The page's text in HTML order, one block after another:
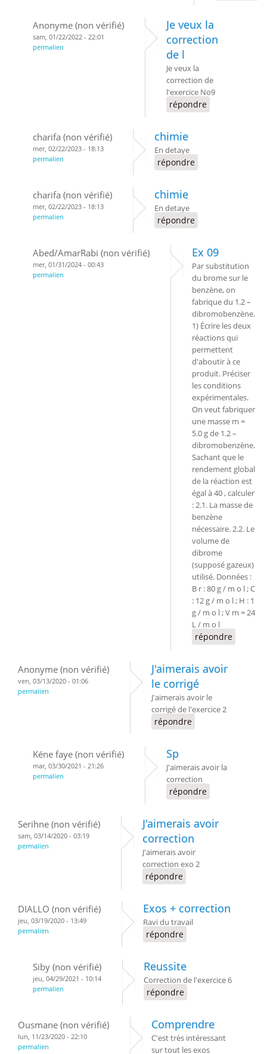
Anonyme (non vérifié)
sam, 01/22/2022 - 22:01
permalien
Je veux la
correction
de l
Je veux la
correction de
l'exercice No9
répondre
charifa (non vérifié)
mer, 02/22/2023 - 18:13
permalien
chimie
En detaye
répondre
charifa (non vérifié)
mer, 02/22/2023 - 18:13
permalien
chimie
En detaye
répondre
Abed/AmarRabi (non vérifié)
mer, 01/31/2024 - 00:43
permalien
Ex 09
Par substitution
du brome sur le
benzène, on
fabrique du 1.2 –
dibromobenzène.
1) Écrire les deux
réactions qui
permettent
d'aboutir à ce
produit. Préciser
les conditions
expérimentales.
On veut fabriquer
une masse m =
5.0 g de 1.2 –
dibromobenzène.
Sachant que le
rendement global
de la réaction est
égal à 40 , calculer
: 2.1. La masse de
benzène
nécessaire. 2.2. Le
volume de
dibrome
(supposé gazeux)
utilisé. Données :
B r : 80 g / m o l ; C
: 12 g / m o l ; H : 1
g / m o l ; V m = 24
L / m o l
répondre
Anonyme (non vérifié)
ven, 03/13/2020 - 01:06
permalien
J'aimerais avoir
le corrigé
J'aimerais avoir le
corrigé de l'exercice 2
répondre
Kéne faye (non vérifié)
mar, 03/30/2021 - 21:26
permalien
Sp
J'aimerais avoir la
correction
répondre
Serihne (non vérifié)
sam, 03/14/2020 - 03:19
permalien
J'aimerais avoir
correction
J'aimerais avoir
correction exo 2
répondre
DIALLO (non vérifié)
jeu, 03/19/2020 - 13:49
permalien
Exos + correction
Ravi du travail
répondre
Siby (non vérifié)
jeu, 04/29/2021 - 10:14
permalien
Reussite
Correction de l'exercice 6
répondre
Ousmane (non vérifié)
lun, 11/23/2020 - 22:10
permalien
Comprendre
C'est très intéressant
sur tout les exos